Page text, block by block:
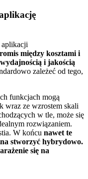
aplikacji
między kosztami i
i jakością
zależeć od tego,
funkcjach mogą
wraz ze wzrostem skali
w tle, może się
rozwiązaniem.
W końcu nawet te
stworzyć hybrydowo.
się na